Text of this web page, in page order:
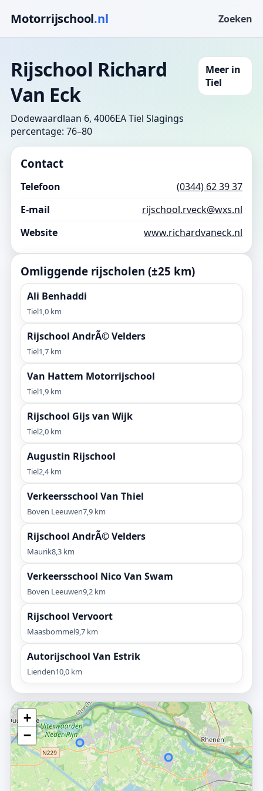
Motorrijschool.nl Zoeken
Rijschool Richard
Van Eck
Dodewaardlaan 6, 4006EA Tiel Slagings
percentage: 76–80
Meer in
Tiel
Contact
Telefoon
(0344) 62 39 37
E-mail
rijschool.rveck@wxs.nl
Website
www.richardvaneck.nl
Omliggende rijscholen (±25 km)
Ali Benhaddi
Tiel1,0 km
Rijschool AndrÃ© Velders
Tiel1,7 km
Van Hattem Motorrijschool
Tiel1,9 km
Rijschool Gijs van Wijk
Tiel2,0 km
Augustin Rijschool
Tiel2,4 km
Verkeersschool Van Thiel
Boven Leeuwen7,9 km
Rijschool AndrÃ© Velders
Maurik8,3 km
Verkeersschool Nico Van Swam
Boven Leeuwen9,2 km
Rijschool Vervoort
Maasbommel9,7 km
Autorijschool Van Estrik
Lienden10,0 km
+
−